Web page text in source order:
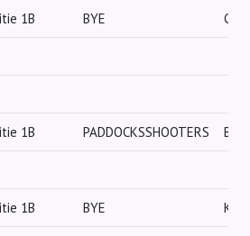
1B BYE
1B PADDOCKSSHOOTERS BYE
1B BYE